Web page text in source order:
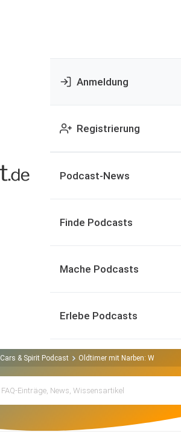
Anmeldung
Registrierung
Podcast-News
Finde Podcasts
Mache Podcasts
Erlebe Podcasts
Cars & Spirit Podcast Oldtimer mit Narben: Warum